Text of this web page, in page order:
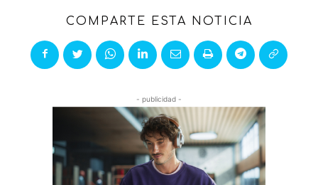
COMPARTE ESTA NOTICIA
- publicidad -